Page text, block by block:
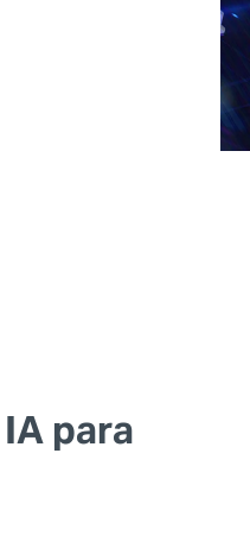
para